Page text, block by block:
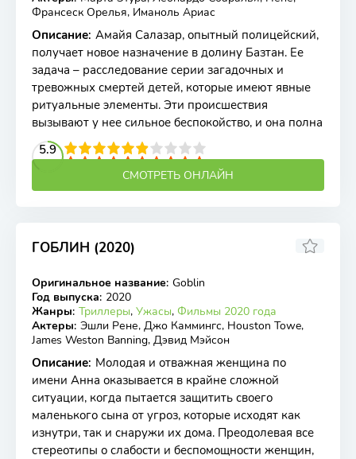
Франсеск Орелья, Иманоль Ариас
Описание: Амайя Салазар, опытный полицейский,
получает новое назначение в долину Базтан. Ее
задача – расследование серии загадочных и
тревожных смертей детей, которые имеют явные
ритуальные элементы. Эти происшествия
вызывают у нее сильное беспокойство, и она полна
5.9
4 5 6 7 8 9 10
СМОТРЕТЬ ОНЛАЙН
ГОБЛИН (2020)
WEB-DL
3
Оригинальное название: Goblin
Год выпуска: 2020
Жанры: Триллеры, Ужасы, Фильмы 2020 года
Актеры: Эшли Рене, Джо Каммингс, Houston Towe,
James Weston Banning, Дэвид Мэйсон
Описание: Молодая и отважная женщина по
имени Анна оказывается в крайне сложной
ситуации, когда пытается защитить своего
маленького сына от угроз, которые исходят как
изнутри, так и снаружи их дома. Преодолевая все
стереотипы о слабости и беспомощности женщин,